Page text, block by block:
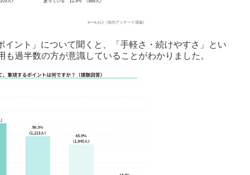
ント」について聞くと、「手軽さ・続けやすさ」とい
過半数の方が意識していることがわかりました。